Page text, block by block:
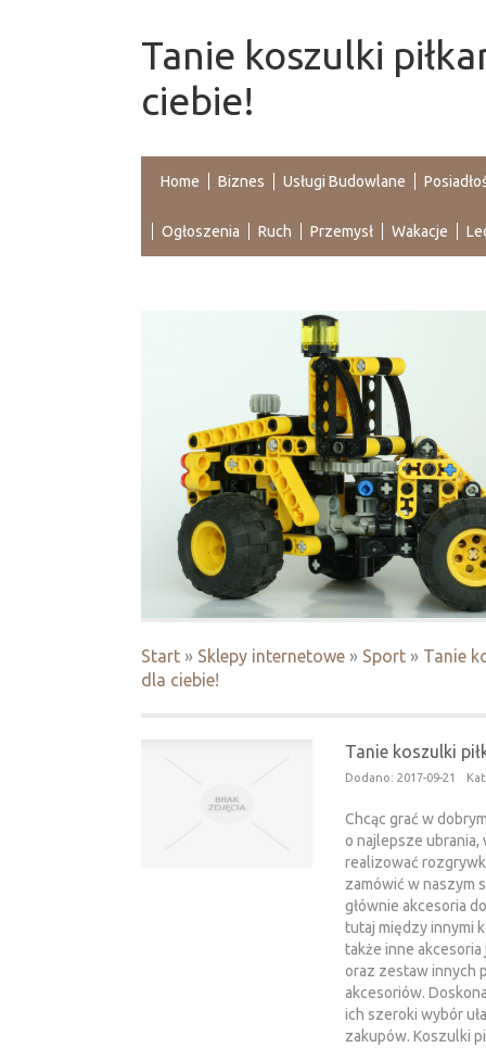
Tanie koszulki
ciebie!
Home Biznes Usługi Budowlane
Ogłoszenia Ruch Przemysł Wakacje
Start » Sklepy internetowe » Sport » Tanie
dla ciebie!
Tanie koszulki
Dodano: 2017-09-21
Chcąc grać w
o najlepsze
realizować
zamówić w naszym
głównie akcesoria
tutaj między innymi
także inne akcesoria
oraz zestaw innych
akcesoriów.
ich szeroki wybór
zakupów. Koszulki